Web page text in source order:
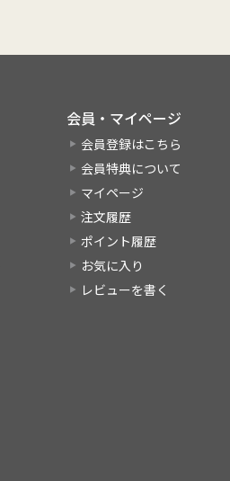
会員・マイページ
会員登録はこちら
会員特典について
マイページ
注文履歴
ポイント履歴
お気に入り
レビューを書く